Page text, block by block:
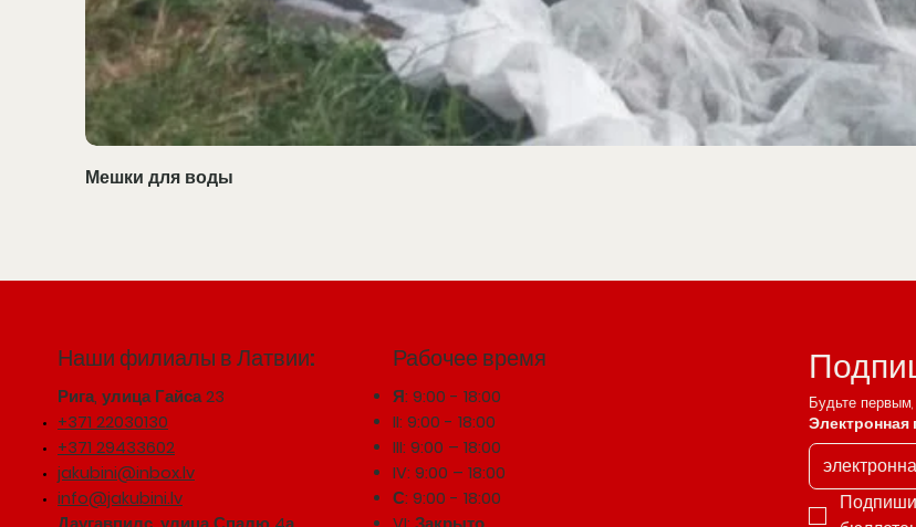
Мешки для воды
Наши филиалы в Латвии:
Рига, улица Гайса 23
+371 22030130
+371 29433602
jakubini@inbox.lv
info@jakubini.lv
Рабочее время
Я: 9:00 - 18:00
II: 9:00 - 18:00
III: 9:00 – 18:00
IV: 9:00 – 18:00
С: 9:00 - 18:00
Будьте
Электронная